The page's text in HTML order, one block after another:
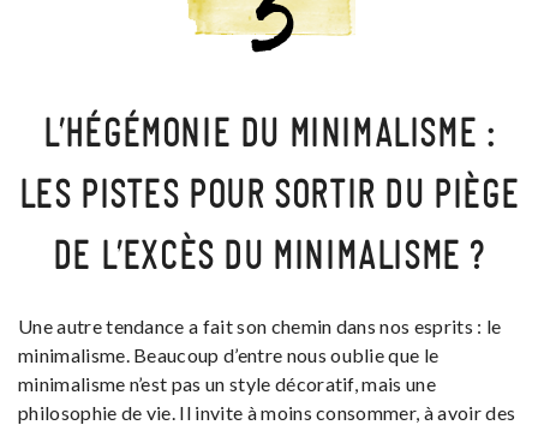
L’HÉGÉMONIE DU MINIMALISME :
LES PISTES POUR SORTIR DU PIÈGE
DE L’EXCÈS DU MINIMALISME ?
Une autre tendance a fait son chemin dans nos esprits : le
minimalisme. Beaucoup d’entre nous oublie que le
minimalisme n’est pas un style décoratif, mais une
philosophie de vie. Il invite à moins consommer, à avoir des